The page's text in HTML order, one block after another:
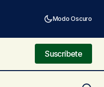
Modo Oscuro
Suscríbete
Suscríbete